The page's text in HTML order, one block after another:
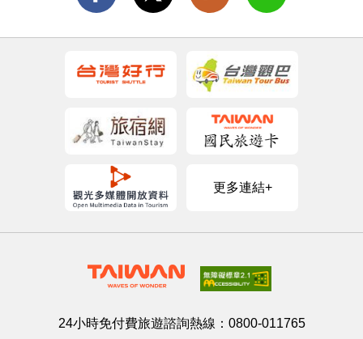
更多連結+
24小時免付費旅遊諮詢熱線： 0800-011765